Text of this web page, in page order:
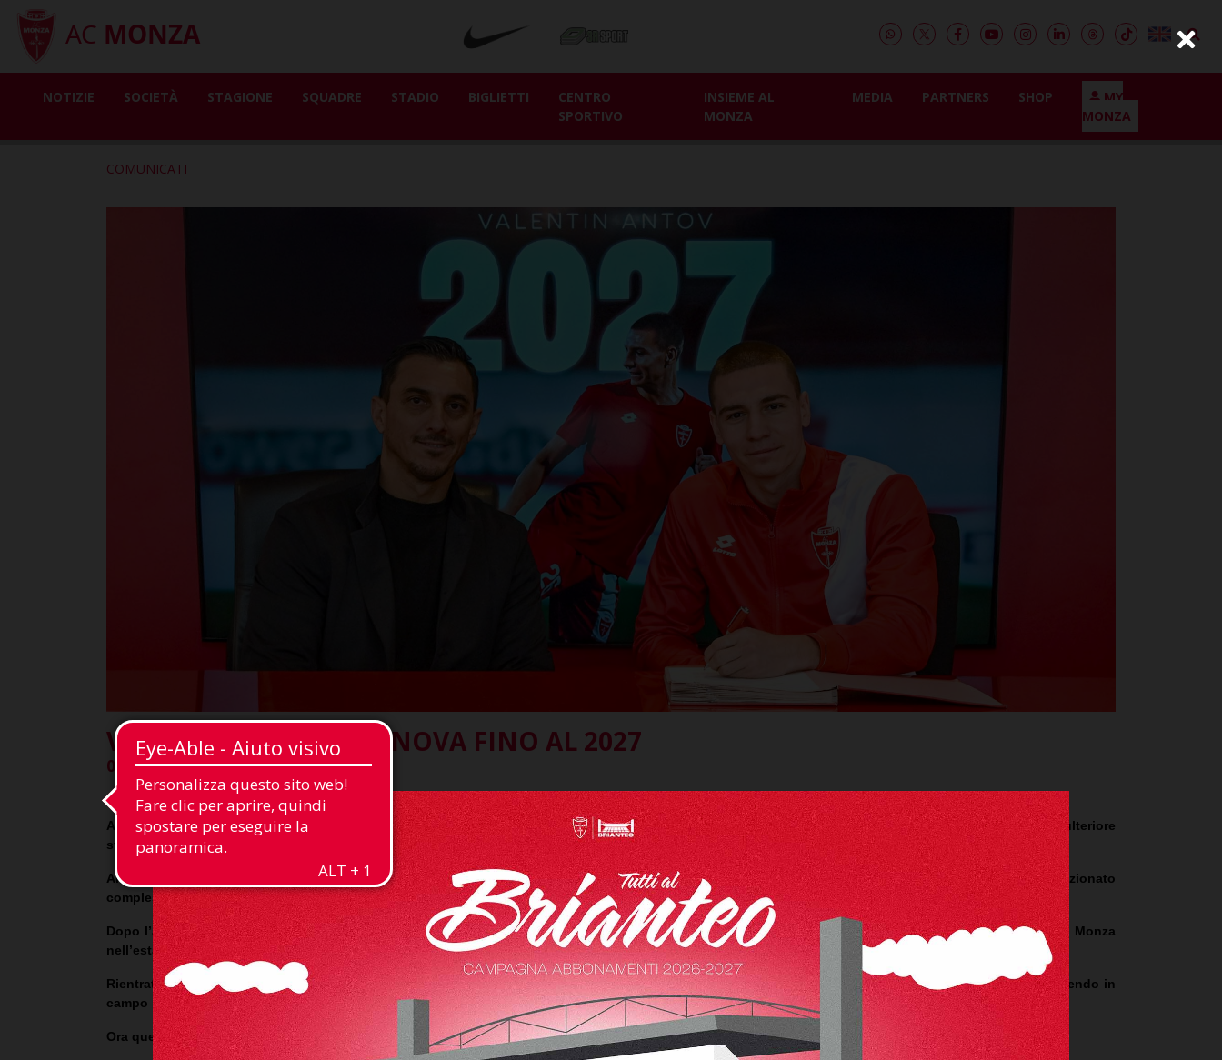
AC MONZA
NOTIZIE SOCIETÀ STAGIONE SQUADRE STADIO BIGLIETTI
CENTRO
SPORTIVO
INSIEME AL
MONZA
MEDIA PARTNERS SHOP
MY
MONZA
COMUNICATI
VALENTIN ANTOV RINNOVA FINO AL 2027
03-06-2026
AC Monza comunica di aver prolungato il contratto per le prestazioni sportive di Valentin Antov fino al 30 giugno 2027, con rinnovo automatico per un’ulteriore
stagione al verificarsi di determinate condizioni.
Arrivato in Brianza nell’estate 2021, il difensore bulgaro ha conquistato subito la Promozione in Serie A con i biancorossi, con cui ha collezionato
complessivamente 21 presenze.
Dopo l’avventura in prestito alla Cremonese, con cui ha vissuto da protagonista un’altra Promozione in Serie A nella scorsa stagione, Antov è tornato al Monza
nell’estate 2025.
Rientrato dopo il lungo infortunio rimediato nel finale di stagione precedente, ha vissuto la sua seconda Promozione in Serie A con i biancorossi, scendendo in
campo nella finale playoff di ritorno contro il Catanzaro.
Ora questo passo importante per un futuro a tinte biancorosse: complimenti Valentin!